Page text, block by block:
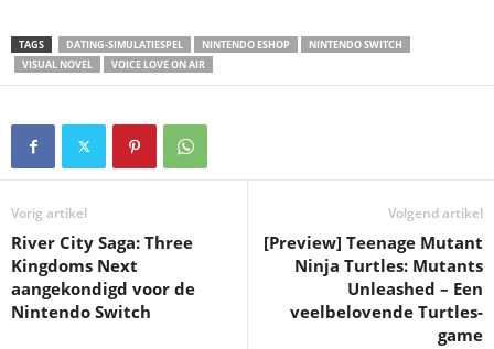
TAGS DATING-SIMULATIESPEL NINTENDO ESHOP
NINTENDO SWITCH
VISUAL NOVEL
VOICE LOVE ON AIR
Vorig artikel
River City Saga: Three
Kingdoms Next
aangekondigd voor de
Nintendo Switch
Volgend artikel
[Preview] Teenage Mutant
Ninja Turtles: Mutants
Unleashed – Een
veelbelovende Turtles-
game